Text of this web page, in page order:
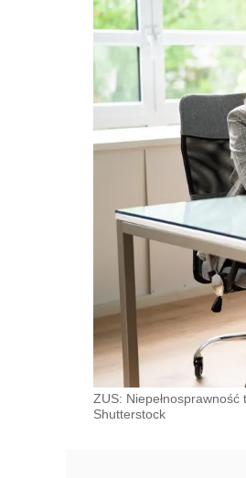
ZUS:
Shutterstock